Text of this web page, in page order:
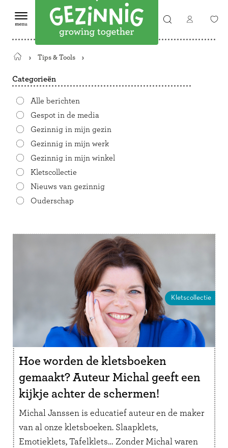
Terug
de
Tips & Tools
Categorieën
Alle berichten
Gespot in de media
Gezinnig in mijn gezin
Gezinnig in mijn werk
Gezinnig in mijn winkel
Kletscollectie
Nieuws van gezinnig
Ouderschap
Kletscollectie
Hoe worden de kletsboeken
gemaakt? Auteur Michal geeft een
kijkje achter de schermen!
Michal Janssen is educatief auteur en de maker
van al onze kletsboeken. Slaapklets,
Emotieklets, Tafelklets… Zonder Michal waren